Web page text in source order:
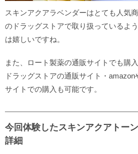
スキンアクアラベンダーはとても人気
のドラッグストアで取り扱っているよ
は嬉しいですね。
また、ロート製薬の通販サイトでも購
ドラッグストアの通販サイト・
サイトでの購入も可能です。
今回体験したスキンアクアトー
詳細